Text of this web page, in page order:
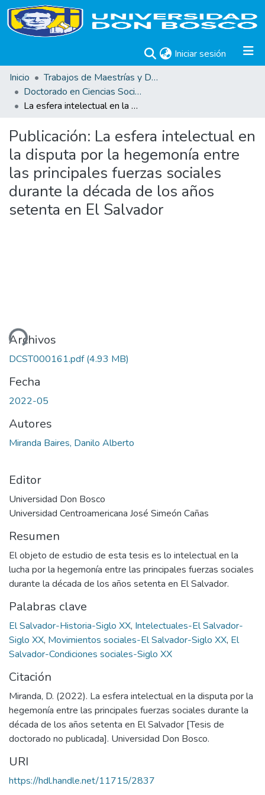
Iniciar sesión (current)
Inicio
Trabajos de Maestrías y Doctorados
Doctorado en Ciencias Sociales
La esfera intelectual en la disputa por la hegemonía entre las principales fuerzas sociales durante la década de los años setenta en El Salvador
Publicación: La esfera intelectual en
la disputa por la hegemonía entre
las principales fuerzas sociales
durante la década de los años
setenta en El Salvador
Archivos
DCST000161.pdf(4.93 MB)
Fecha
2022-05
Autores
Miranda Baires, Danilo Alberto
Editor
Universidad Don Bosco
Universidad Centroamericana José Simeón Cañas
Resumen
El objeto de estudio de esta tesis es lo intelectual en la
lucha por la hegemonía entre las principales fuerzas sociales
durante la década de los años setenta en El Salvador.
Palabras clave
El Salvador-Historia-Siglo XX, Intelectuales-El Salvador-
Siglo XX, Movimientos sociales-El Salvador-Siglo XX, El
Salvador-Condiciones sociales-Siglo XX
Citación
Miranda, D. (2022). La esfera intelectual en la disputa por la
hegemonía entre las principales fuerzas sociales durante la
década de los años setenta en El Salvador [Tesis de
doctorado no publicada]. Universidad Don Bosco.
URI
https://hdl.handle.net/11715/2837